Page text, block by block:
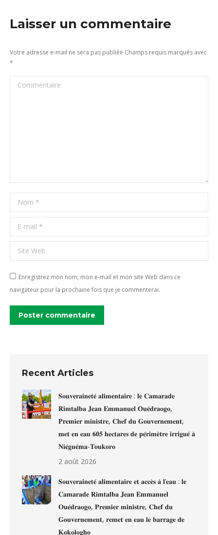
Laisser un commentaire
Votre adresse e-mail ne sera pas publiée Champs requis marqués avec
*
Commentaire
Nom *
E-mail *
Site Web
Enregistrez mon nom, mon e-mail et mon site Web dans ce
navigateur pour la prochaine fois que je commenterai.
Poster commentaire
Recent Articles
𝐒𝐨𝐮𝐯𝐞𝐫𝐚𝐢𝐧𝐞𝐭𝐞́ 𝐚𝐥𝐢𝐦𝐞𝐧𝐭𝐚𝐢𝐫𝐞 : 𝐥𝐞 𝐂𝐚𝐦𝐚𝐫𝐚𝐝𝐞
𝐑𝐢𝐦𝐭𝐚𝐥𝐛𝐚 𝐉𝐞𝐚𝐧 𝐄𝐦𝐦𝐚𝐧𝐮𝐞𝐥 𝐎𝐮𝐞́𝐝𝐫𝐚𝐨𝐠𝐨,
𝐏𝐫𝐞𝐦𝐢𝐞𝐫 𝐦𝐢𝐧𝐢𝐬𝐭𝐫𝐞, 𝐂𝐡𝐞𝐟 𝐝𝐮 𝐆𝐨𝐮𝐯𝐞𝐫𝐧𝐞𝐦𝐞𝐧𝐭,
𝐦𝐞𝐭 𝐞𝐧 𝐞𝐚𝐮 𝟔𝟎𝟓 𝐡𝐞𝐜𝐭𝐚𝐫𝐞𝐬 𝐝𝐞 𝐩𝐞́𝐫𝐢𝐦𝐞̀𝐭𝐫𝐞 𝐢𝐫𝐫𝐢𝐠𝐮𝐞́ 𝐚̀
𝐍𝐢𝐞́𝐠𝐮𝐞́𝐦𝐚-𝐓𝐨𝐮𝐤𝐨𝐫𝐨
2 août 2026
𝐒𝐨𝐮𝐯𝐞𝐫𝐚𝐢𝐧𝐞𝐭𝐞́ 𝐚𝐥𝐢𝐦𝐞𝐧𝐭𝐚𝐢𝐫𝐞 𝐞𝐭 𝐚𝐜𝐜𝐞̀𝐬 𝐚̀ 𝐥’𝐞𝐚𝐮 : 𝐥𝐞
𝐂𝐚𝐦𝐚𝐫𝐚𝐝𝐞 𝐑𝐢𝐦𝐭𝐚𝐥𝐛𝐚 𝐉𝐞𝐚𝐧 𝐄𝐦𝐦𝐚𝐧𝐮𝐞𝐥
𝐎𝐮𝐞́𝐝𝐫𝐚𝐨𝐠𝐨, 𝐏𝐫𝐞𝐦𝐢𝐞𝐫 𝐦𝐢𝐧𝐢𝐬𝐭𝐫𝐞, 𝐂𝐡𝐞𝐟 𝐝𝐮
𝐆𝐨𝐮𝐯𝐞𝐫𝐧𝐞𝐦𝐞𝐧𝐭, 𝐫𝐞𝐦𝐞𝐭 𝐞𝐧 𝐞𝐚𝐮 𝐥𝐞 𝐛𝐚𝐫𝐫𝐚𝐠𝐞 𝐝𝐞
𝐊𝐨𝐤𝐨𝐥𝐨𝐠𝐡𝐨